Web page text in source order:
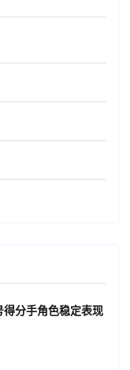
分手角色稳定表现